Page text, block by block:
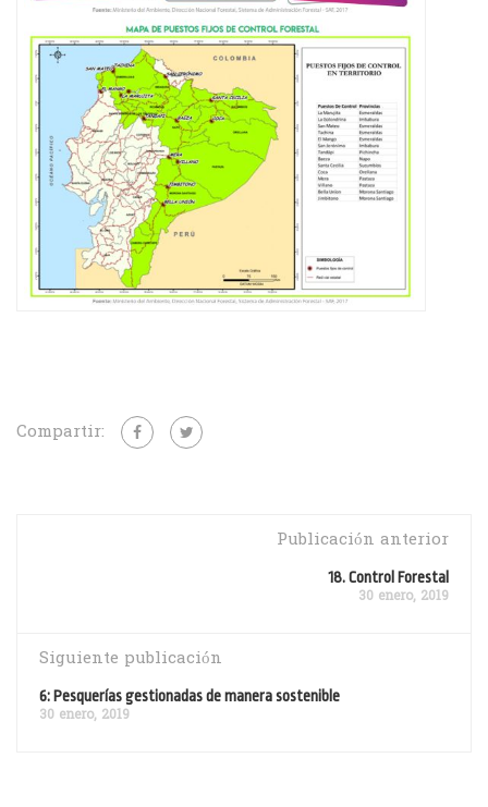
Compartir:
Publicación anterior
18. Control Forestal
30 enero, 2019
Siguiente publicación
6: Pesquerías gestionadas de manera sostenible
30 enero, 2019